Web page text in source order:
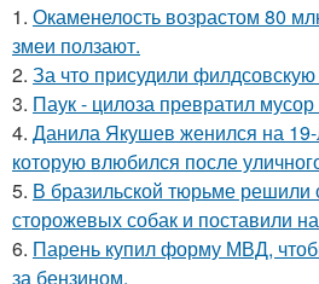
1. Окаменелость возрастом 80
змеи ползают.
2. За что присудили
3. Паук - цилоза превратил
4. Данила Якушев женился на
которую влюбился после
5. В бразильской тюрьме решили
сторожевых собак и поставили
6. Парень купил форму МВД,
за бензином.